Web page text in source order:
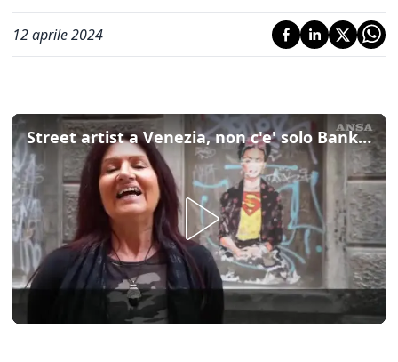
12 aprile 2024
Street artist a Venezia, non c'e' solo Banksy